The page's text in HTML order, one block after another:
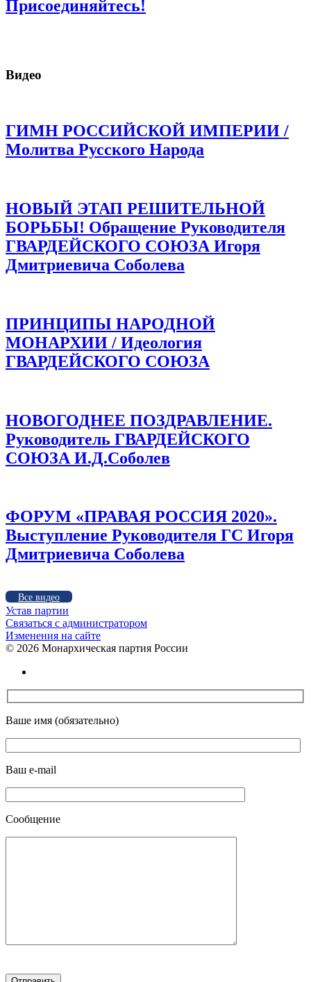
Присоединяйтесь!
Видео
ГИМН РОССИЙСКОЙ ИМПЕРИИ /
Молитва Русского Народа
НОВЫЙ ЭТАП РЕШИТЕЛЬНОЙ
БОРЬБЫ! Обращение Руководителя
ГВАРДЕЙСКОГО СОЮЗА Игоря
Дмитриевича Соболева
ПРИНЦИПЫ НАРОДНОЙ
МОНАРХИИ / Идеология
ГВАРДЕЙСКОГО СОЮЗА
НОВОГОДНЕЕ ПОЗДРАВЛЕНИЕ.
Руководитель ГВАРДЕЙСКОГО
СОЮЗА И.Д.Соболев
ФОРУМ «ПРАВАЯ РОССИЯ 2020».
Выступление Руководителя ГС Игоря
Дмитриевича Соболева
Все видео
Устав партии
Связаться с администратором
Изменения на сайте
© 2026 Монархическая партия России
Ваше имя (обязательно)
Ваш e-mail
Сообщение